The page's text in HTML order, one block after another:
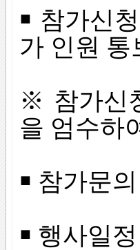
￭ 참가신
가 인원 통
※ 참가신
을 엄수하
￭ 참가문
￭ 행사일정